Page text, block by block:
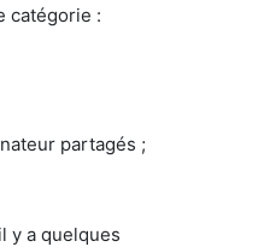
catégorie :
partagés ;
y a quelques